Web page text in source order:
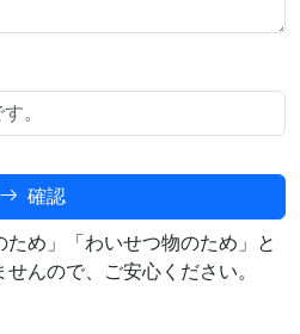
確認
め」「わいせつ物のため」と
んので、ご安心ください。